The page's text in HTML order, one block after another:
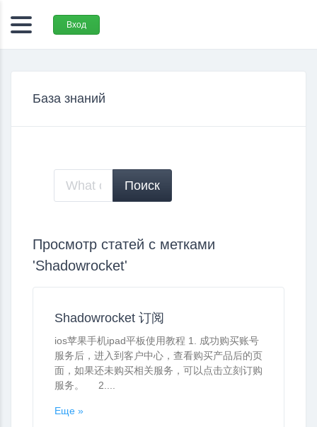
Вход
База знаний
Просмотр статей с метками
'Shadowrocket'
Shadowrocket 订阅
ios苹果手机ipad平板使用教程 1. 成功购买账号
服务后，进入到客户中心，查看购买产品后的页
面，如果还未购买相关服务，可以点击立刻订购
服务。 2....
Еще »